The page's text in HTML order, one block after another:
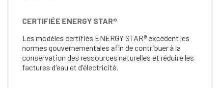
CERTIFIÉE ENERGY STAR®
Les modèles certifiés ENERGY STAR® excèdent les
normes gouvernementales afin de contribuer à la
conservation des ressources naturelles et réduire les
factures d'eau et d'électricité.